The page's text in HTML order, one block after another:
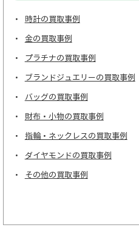
時計の買取事例
金の買取事例
プラチナの買取事例
ブランドジュエリーの買取事例
バッグの買取事例
財布・小物の買取事例
指輪・ネックレスの買取事例
ダイヤモンドの買取事例
その他の買取事例